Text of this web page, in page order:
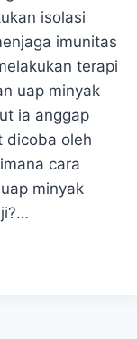
isolasi
imunitas
terapi
uap minyak
ia anggap
dicoba oleh
cara
minyak